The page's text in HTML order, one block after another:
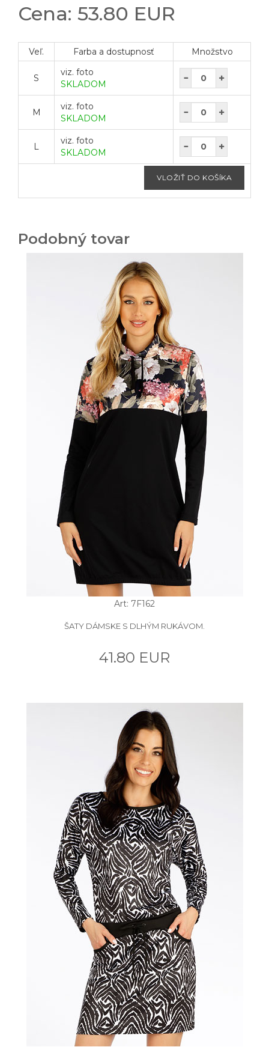
Cena: 53.80 EUR
Veľ. Farba a dostupnosť Množstvo
S
viz. foto
SKLADOM
M
viz. foto
SKLADOM
L
viz. foto
SKLADOM
Podobný tovar
Art: 7F162
ŠATY DÁMSKE S DLHÝM RUKÁVOM.
41.80 EUR